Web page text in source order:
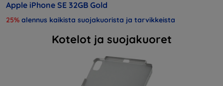
Apple iPhone SE 32GB Gold
25% alennus kaikista suojakuorista ja tarvikkeista
Kotelot ja suojakuoret